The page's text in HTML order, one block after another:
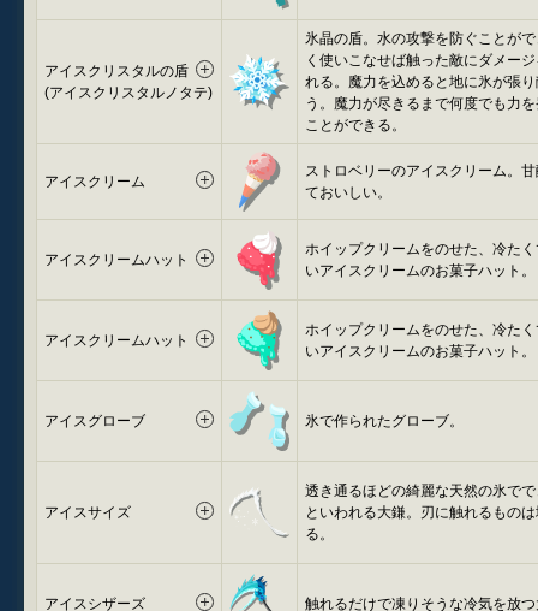
アイスクリスタルの盾
(アイスクリスタルノタテ)
氷晶の盾。水の攻撃を防ぐことが
く使いこなせば触った敵にダメー
れる。魔力を込めると地に氷が張
う。魔力が尽きるまで何度でも力
ことができる。
アイスクリーム
ストロベリーのアイスクリーム。
ておいしい。
アイスクリームハット
ホイップクリームをのせた、冷た
いアイスクリームのお菓子ハット。
アイスクリームハット
ホイップクリームをのせた、冷た
いアイスクリームのお菓子ハット。
アイスグローブ 氷で作られたグローブ。
アイスサイズ
透き通るほどの綺麗な天然の氷で
といわれる大鎌。刃に触れるもの
る。
アイスシザーズ 触れるだけで凍りそうな冷気を放